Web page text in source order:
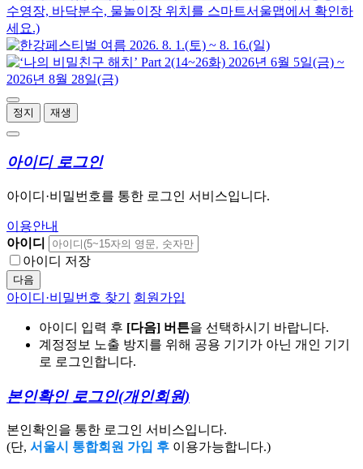
정지 재생
아이디 로그인
아이디·비밀번호를 통한 로그인 서비스입니다.
이용안내
아이디
아이디 저장
다음
아이디·비밀번호 찾기 회원가입
아이디 입력 후 [다음] 버튼을 선택하시기 바랍니다.
계정정보 노출 방지를 위해 공용 기기가 아닌 개인 기기
로 로그인합니다.
본인확인 로그인(개인회원)
본인확인을 통한 로그인 서비스입니다.
(단, 서울시 통합회원 가입 후 이용가능합니다.)